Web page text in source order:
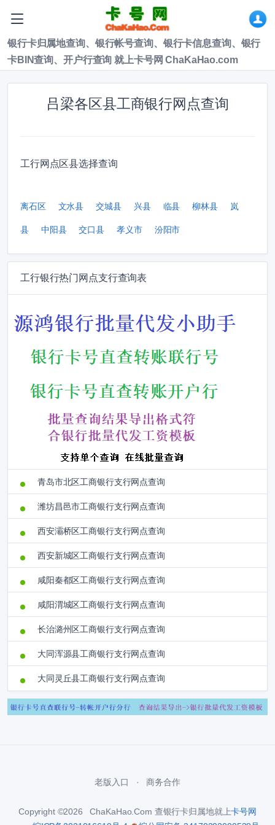
银行卡归属地查询、银行帐号查询、银行卡信息查询、银行
卡BIN查询、开户行查询 就上卡号网 ChaKaHao.com
吕梁各区县工商银行网点查询
工行网点区县选择查询
离石区 文水县 交城县 兴县 临县 柳林县 岚
县 中阳县 交口县 孝义市 汾阳市
工行银行热门网点支行查询表
青岛市北区工商银行支行网点查询
潍坊昌邑市工商银行支行网点查询
西安灞桥区工商银行支行网点查询
西安新城区工商银行支行网点查询
咸阳秦都区工商银行支行网点查询
咸阳渭城区工商银行支行网点查询
长治潞州区工商银行支行网点查询
大同浑源县工商银行支行网点查询
大同灵丘县工商银行支行网点查询
老版入口 商务合作
Copyright ©2026 ChaKaHao.Com 查银行卡归属地就上卡号网